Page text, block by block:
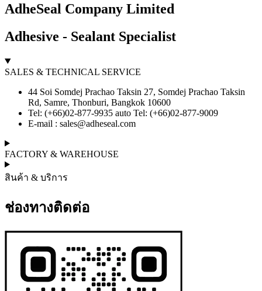
AdheSeal Company Limited
Adhesive - Sealant Specialist
SALES & TECHNICAL SERVICE
44 Soi Somdej Prachao Taksin 27, Somdej Prachao Taksin
Rd, Samre, Thonburi, Bangkok 10600
Tel: (+66)02-877-9935 auto Tel: (+66)02-877-9009
E-mail : sales@adheseal.com
FACTORY & WAREHOUSE
สินค้า & บริการ
ช่องทางติดต่อ